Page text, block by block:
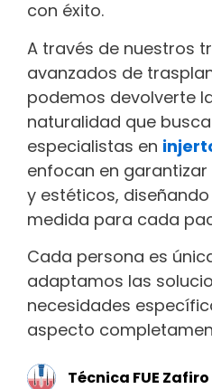
164
184
204
214
con éxito.
A través de nuestros
avanzados de
podemos devolverte
naturalidad que
especialistas en
enfocan en
y estéticos,
medida para cada
Cada persona es
adaptamos las
necesidades
aspecto
Técnica FUE Zafiro